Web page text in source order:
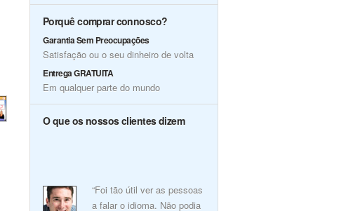
Porquê comprar connosco?
Garantia Sem Preocupações
Satisfação ou o seu dinheiro de volta
Entrega GRATUITA
Em qualquer parte do mundo
O que os nossos clientes dizem
“Foi tão útil ver as pessoas
a falar o idioma. Não podia